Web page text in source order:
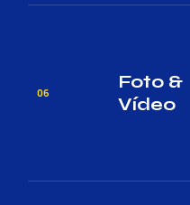
06
Foto &
Vídeo